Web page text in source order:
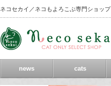
ネコセカイ／ネコもよろこぶ専門ショップ
news cats